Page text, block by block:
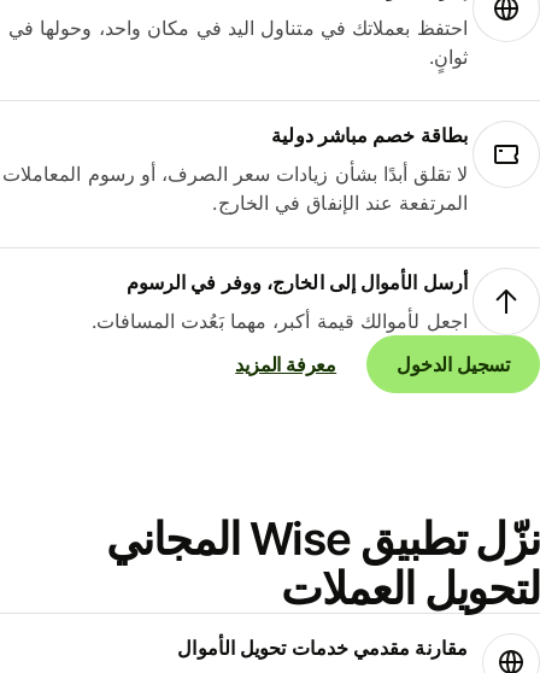
احتفظ بعملاتك في متناول اليد في مكان واحد، وحولها في
ثوانٍ.
بطاقة خصم مباشر دولية
لا تقلق أبدًا بشأن زيادات سعر الصرف، أو رسوم المعاملات
المرتفعة عند الإنفاق في الخارج.
أرسل الأموال إلى الخارج، ووفر في الرسوم
اجعل لأموالك قيمة أكبر، مهما بَعُدت المسافات.
تسجيل الدخول
معرفة المزيد
نزّل تطبيق Wise المجاني
العملات
مقارنة مقدمي خدمات تحويل الأموال